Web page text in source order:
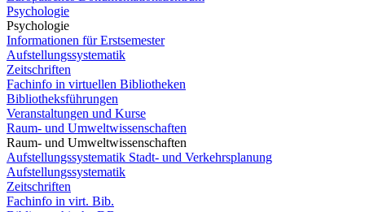
Psychologie
Psychologie
Informationen für Erstsemester
Aufstellungssystematik
Zeitschriften
Fachinfo in virtuellen Bibliotheken
Bibliotheksführungen
Veranstaltungen und Kurse
Raum- und Umweltwissenschaften
Raum- und Umweltwissenschaften
Aufstellungssystematik Stadt- und Verkehrsplanung
Aufstellungssystematik
Zeitschriften
Fachinfo in virt. Bib.